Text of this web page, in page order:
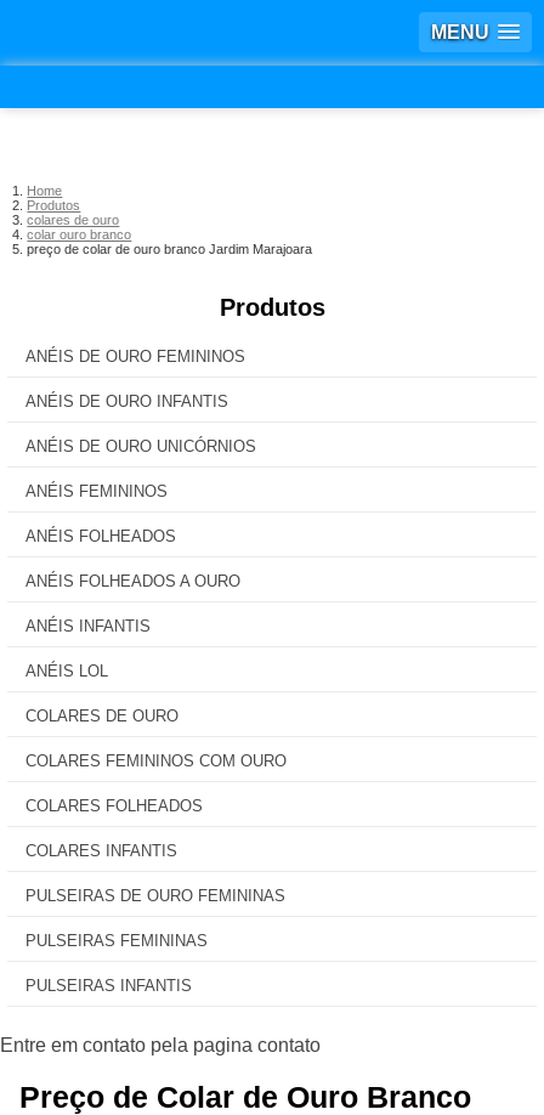
MENU
Home
Produtos
colares de ouro
colar ouro branco
preço de colar de ouro branco Jardim Marajoara
Produtos
ANÉIS DE OURO FEMININOS
ANÉIS DE OURO INFANTIS
ANÉIS DE OURO UNICÓRNIOS
ANÉIS FEMININOS
ANÉIS FOLHEADOS
ANÉIS FOLHEADOS A OURO
ANÉIS INFANTIS
ANÉIS LOL
COLARES DE OURO
COLARES FEMININOS COM OURO
COLARES FOLHEADOS
COLARES INFANTIS
PULSEIRAS DE OURO FEMININAS
PULSEIRAS FEMININAS
PULSEIRAS INFANTIS
Preço de Colar de Ouro Branco